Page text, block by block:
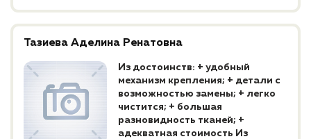
Тазиева Аделина Ренатовна
Из достоинств: + удобный
механизм крепления; + детали с
возможностью замены; + легко
чистится; + большая
разновидность тканей; +
адекватная стоимость Из